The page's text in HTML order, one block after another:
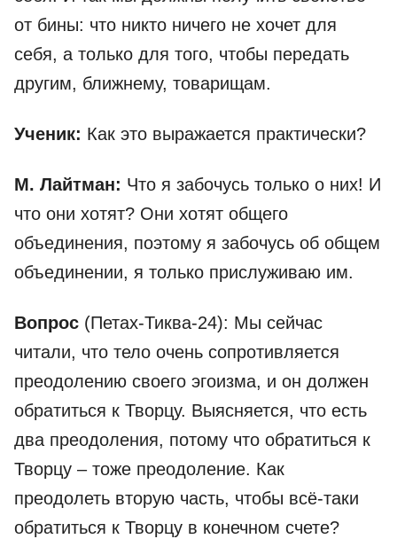
от бины: что никто ничего не хочет для
себя, а только для того, чтобы передать
другим, ближнему, товарищам.
Ученик: Как это выражается практически?
М. Лайтман: Что я забочусь только о них! И
что они хотят? Они хотят общего
объединения, поэтому я забочусь об общем
объединении, я только прислуживаю им.
Вопрос (Петах-Тиква-24): Мы сейчас
читали, что тело очень сопротивляется
преодолению своего эгоизма, и он должен
обратиться к Творцу. Выясняется, что есть
два преодоления, потому что обратиться к
Творцу – тоже преодоление. Как
преодолеть вторую часть, чтобы всё-таки
обратиться к Творцу в конечном счете?